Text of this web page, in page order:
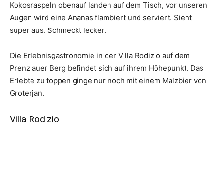
Kokosraspeln obenauf landen auf dem Tisch, vor unseren
Augen wird eine Ananas flambiert und serviert. Sieht
super aus. Schmeckt lecker.
Die Erlebnisgas­t­ro­no­mie in der Villa Rodizio auf dem
Prenzlauer Berg befindet sich auf ihrem Höhepunkt. Das
Erlebte zu toppen ginge nur noch mit einem Malzbier von
Groterjan.
Villa Rodizio